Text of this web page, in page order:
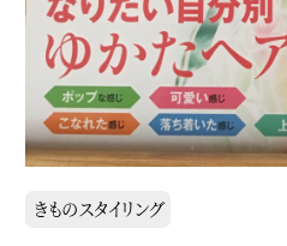
きものスタイリング